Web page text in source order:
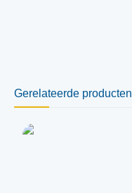
Gerelateerde producten